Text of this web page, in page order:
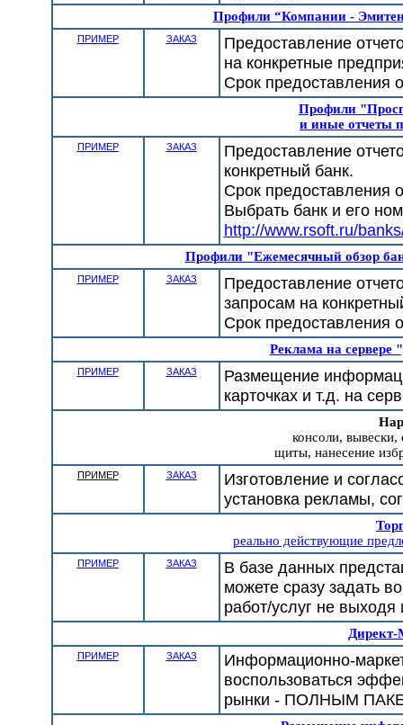
Профили “Компании -
ПРИМЕР ЗАКАЗ
Предоставление
на конкретные
Срок предоставления
Профили
и иные отчеты
ПРИМЕР ЗАКАЗ
Предоставление
конкретный банк.
Срок предоставления
Выбрать банк и его
http://www.rsoft.ru/
Профили "Ежемесячный обзор
ПРИМЕР ЗАКАЗ
Предоставление
запросам на
Срок предоставления
Реклама на
ПРИМЕР ЗАКАЗ
Размещение
карточках и т.д. на
консоли,
щиты, нанесение
ПРИМЕР ЗАКАЗ
Изготовление и
установка рекламы,
реально действующие
ПРИМЕР ЗАКАЗ
В базе данных
можете сразу задать
работ/услуг не выходя
Директ-
ПРИМЕР ЗАКАЗ
Информационно-
воспользоваться
рынки - ПОЛНЫМ